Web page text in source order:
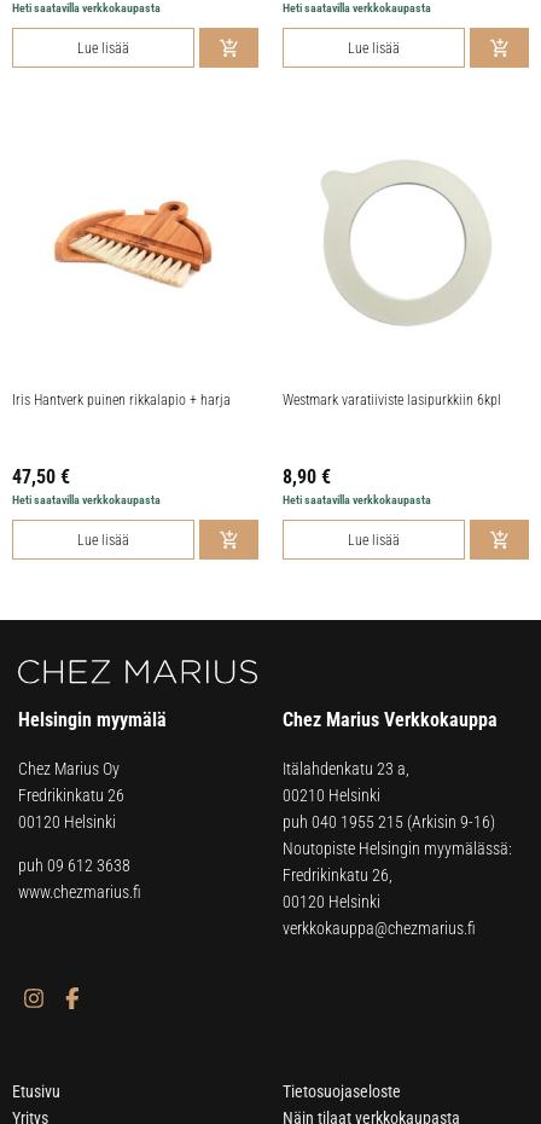
Heti saatavilla verkkokaupasta
Lue lisää
Heti saatavilla verkkokaupasta
Lue lisää
Iris Hantverk puinen rikkalapio + harja
47,50 €
Heti saatavilla verkkokaupasta
Lue lisää
Westmark varatiiviste lasipurkkiin 6kpl
8,90 €
Heti saatavilla verkkokaupasta
Lue lisää
Helsingin myymälä
Chez Marius Oy
Fredrikinkatu 26
00120 Helsinki
puh 09 612 3638
www.chezmarius.fi
Chez Marius Verkkokauppa
Itälahdenkatu 23 a,
00210 Helsinki
puh 040 1955 215 (Arkisin 9-16)
Noutopiste Helsingin myymälässä:
Fredrikinkatu 26,
00120 Helsinki
verkkokauppa@chezmarius.fi
Etusivu
Yritys
Tietosuojaseloste
Näin tilaat verkkokaupasta